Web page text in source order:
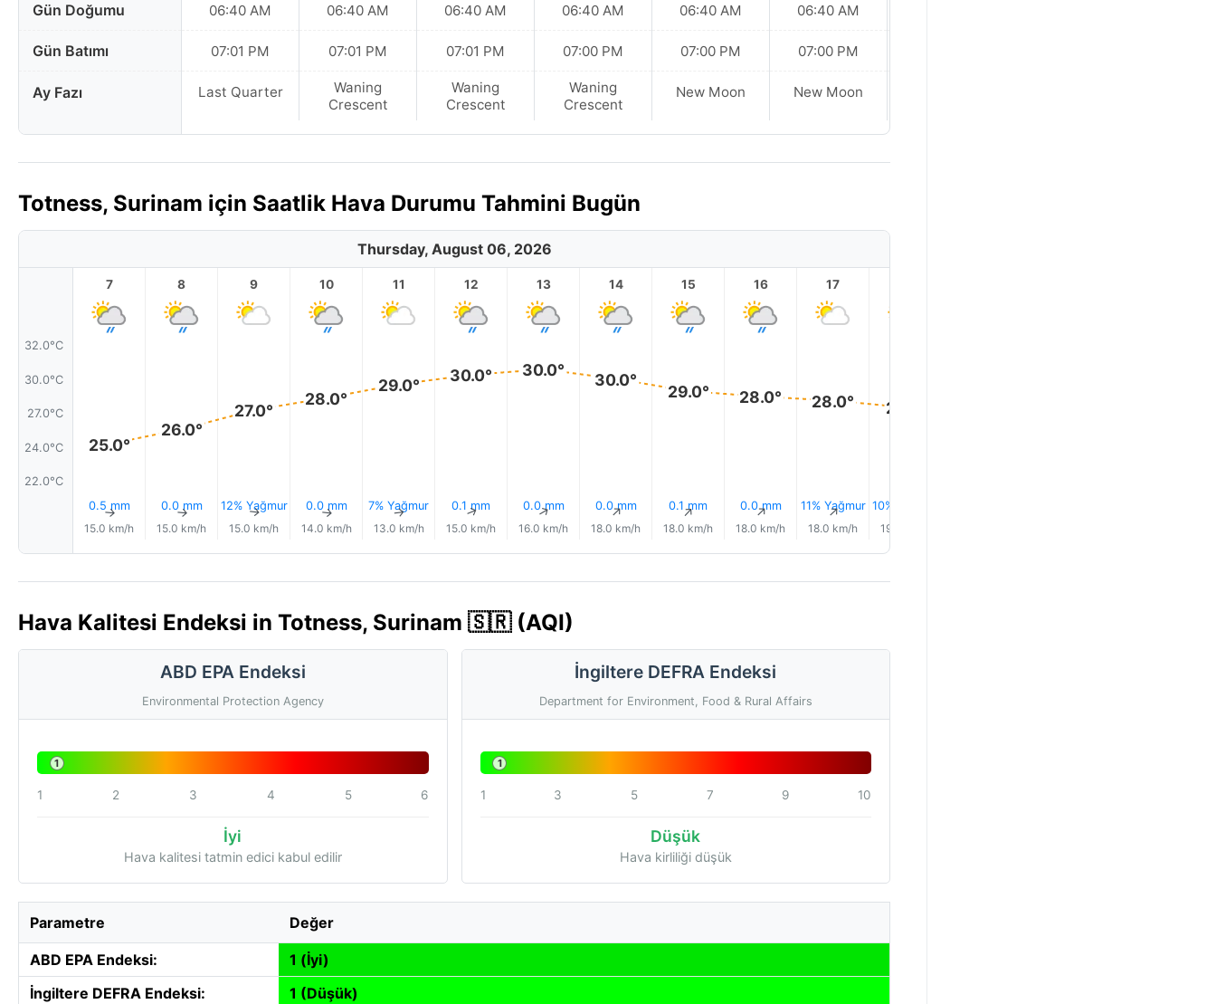
Gün Doğumu
Gün Batımı
Ay Fazı
06:40 AM
07:01 PM
Last Quarter
06:40 AM
07:01 PM
Waning
Crescent
06:40 AM
07:01 PM
Waning
Crescent
06:40 AM
07:00 PM
Waning
Crescent
06:40 AM
07:00 PM
New Moon
06:40 AM
07:00 PM
New Moon
Totness, Surinam için Saatlik Hava Durumu Tahmini Bugün
Thursday, August 06, 2026
32.0°C
30.0°C
27.0°C
24.0°C
22.0°C
7
25.0°
0.5 mm
↑
15.0 km/h
8
26.0°
0.0 mm
↑
15.0 km/h
9
27.0°
12% Yağmur
↑
15.0 km/h
10
28.0°
0.0 mm
↑
14.0 km/h
11
29.0°
7% Yağmur
↑
13.0 km/h
12
30.0°
0.1 mm
↑
15.0 km/h
13
30.0°
0.0 mm
↑
16.0 km/h
14
30.0°
0.0 mm
↑
18.0 km/h
15
29.0°
0.1 mm
↑
18.0 km/h
16
28.0°
0.0 mm
↑
18.0 km/h
17
28.0°
11% Yağmur
↑
18.0 km/h
27.0°
10% Yağmur
19.0 km/h
Hava Kalitesi Endeksi in Totness, Surinam 🇸🇷 (AQI)
ABD EPA Endeksi
Environmental Protection Agency
1
1 2 3 4 5 6
İyi
Hava kalitesi tatmin edici kabul edilir
İngiltere DEFRA Endeksi
Department for Environment, Food & Rural Affairs
1
1 3 5 7 9 10
Düşük
Hava kirliliği düşük
Parametre Değer
ABD EPA Endeksi:
1 (İyi)
İngiltere DEFRA Endeksi:
1 (Düşük)